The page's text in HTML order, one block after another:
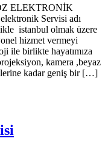
Servisi adı
istanbul olmak üzere
hizmet vermeyi
ile birlikte hayatımıza
kamera ,beyaz
kadar geniş bir […]